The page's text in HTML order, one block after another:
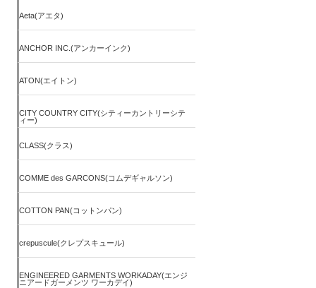
Aeta(アエタ)
ANCHOR INC.(アンカーインク)
ATON(エイトン)
CITY COUNTRY CITY(シティーカントリーシテ
ィー)
CLASS(クラス)
COMME des GARCONS(コムデギャルソン)
COTTON PAN(コットンパン)
crepuscule(クレプスキュール)
ENGINEERED GARMENTS WORKADAY(エンジ
ニアードガーメンツ ワーカデイ)